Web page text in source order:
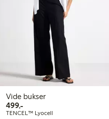
Vide bukser
499,-499,00 kr
TENCEL™ Lyocell